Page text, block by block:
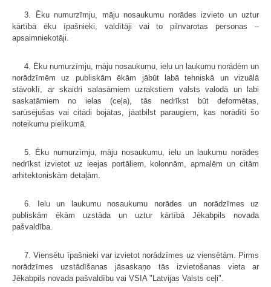
3. Ēku numurzīmju, māju nosaukumu norādes izvieto un uztur
kārtībā ēku īpašnieki, valdītāji vai to pilnvarotas personas –
apsaimniekotāji.
4. Ēku numurzīmju, māju nosaukumu, ielu un laukumu norādēm un
norādzīmēm uz publiskām ēkām jābūt labā tehniskā un vizuālā
stāvoklī, ar skaidri salasāmiem uzrakstiem valsts valodā un labi
saskatāmiem no ielas (ceļa), tās nedrīkst būt deformētas,
sarūsējušas vai citādi bojātas, jāatbilst paraugiem, kas norādīti šo
noteikumu pielikumā.
5. Ēku numurzīmju, māju nosaukumu, ielu un laukumu norādes
nedrīkst izvietot uz ieejas portāliem, kolonnām, apmalēm un citām
arhitektoniskām detaļām.
6. Ielu un laukumu nosaukumu norādes un norādzīmes uz
publiskām ēkām uzstāda un uztur kārtībā Jēkabpils novada
pašvaldība.
7. Viensētu īpašnieki var izvietot norādzīmes uz viensētām. Pirms
norādzīmes uzstādīšanas jāsaskaņo tās izvietošanas vieta ar
Jēkabpils novada pašvaldību vai VSIA "Latvijas Valsts ceļi".